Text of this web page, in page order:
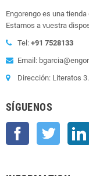
Engorengo es una
Estamos a vuestra
Tel: +91 7528133
Email:
Dirección: Literatos
SÍGUENOS
Facebook Twitter